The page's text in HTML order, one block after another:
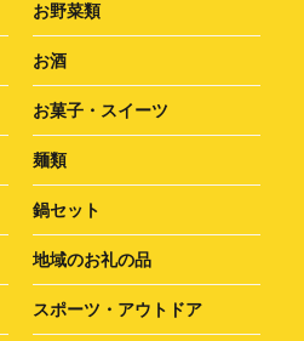
お野菜類
お酒
お菓子・スイーツ
麺類
鍋セット
地域のお礼の品
スポーツ・アウトドア